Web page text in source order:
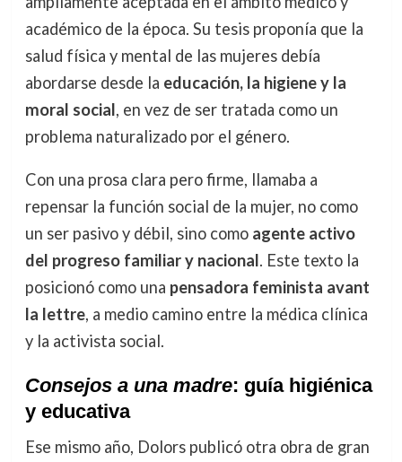
académico de la época. Su tesis proponía que la
salud física y mental de las mujeres debía
abordarse desde la educación, la higiene y la
moral social, en vez de ser tratada como un
problema naturalizado por el género.
Con una prosa clara pero firme, llamaba a
repensar la función social de la mujer, no como
un ser pasivo y débil, sino como agente activo
del progreso familiar y nacional. Este texto la
posicionó como una pensadora feminista avant
la lettre, a medio camino entre la médica clínica
y la activista social.
Consejos a una madre: guía higiénica
y educativa
Ese mismo año, Dolors publicó otra obra de gran